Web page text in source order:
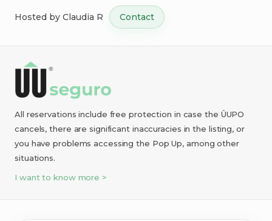
Hosted by Claudia R Contact
All reservations include free protection in case the ÛUPO
cancels, there are significant inaccuracies in the listing, or
you have problems accessing the Pop Up, among other
situations.
I want to know more >